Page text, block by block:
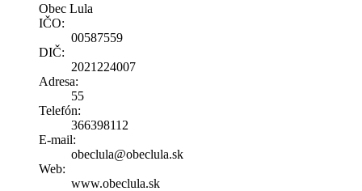
Obec Lula
IČO:
00587559
DIČ:
2021224007
Adresa:
55
Telefón:
366398112
E-mail:
obeclula@obeclula.sk
Web:
www.obeclula.sk